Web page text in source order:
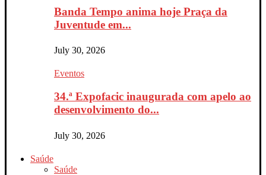
Banda Tempo anima hoje Praça da
Juventude em...
July 30, 2026
Eventos
34.ª Expofacic inaugurada com apelo ao
desenvolvimento do...
July 30, 2026
Saúde
Saúde